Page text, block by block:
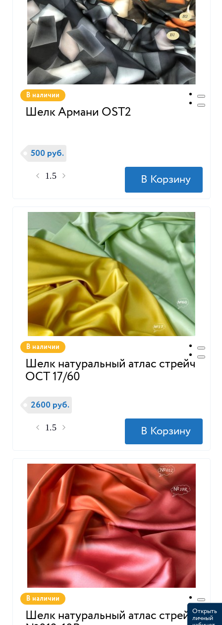
В наличии
Шелк Армани OST2
500 руб.
В наличии
Шелк натуральный атлас стрейч
ОСТ 17/60
2600 руб.
В наличии
Шелк натуральный атлас стрейчОткрыть
личный